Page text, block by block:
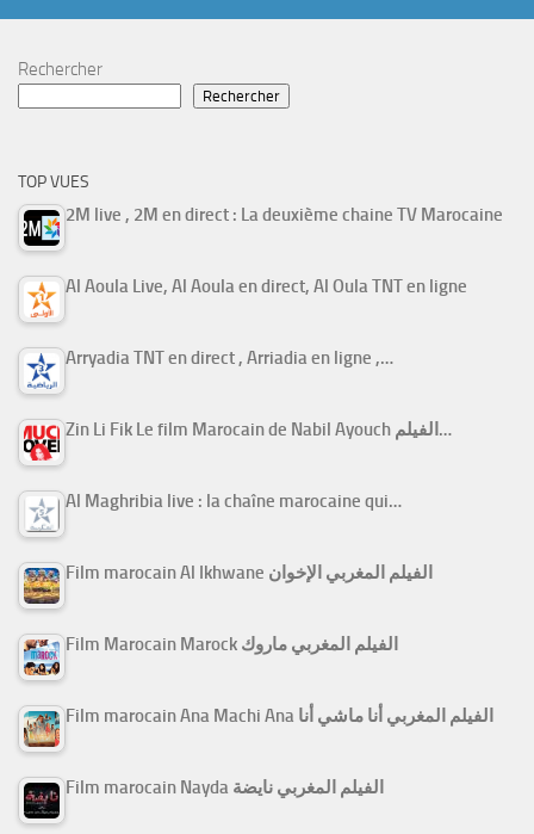
Rechercher
Rechercher
TOP VUES
2M live , 2M en direct : La deuxième chaine TV Marocaine
Al Aoula Live, Al Aoula en direct, Al Oula TNT en ligne
Arryadia TNT en direct , Arriadia en ligne ,…
Zin Li Fik Le film Marocain de Nabil Ayouch الفيلم…
Al Maghribia live : la chaîne marocaine qui…
Film marocain Al Ikhwane الفيلم المغربي الإخوان
Film Marocain Marock الفيلم المغربي ماروك
Film marocain Ana Machi Ana الفيلم المغربي أنا ماشي أنا
Film marocain Nayda الفيلم المغربي نايضة